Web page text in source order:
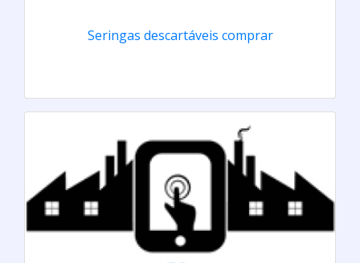
Seringas descartáveis comprar